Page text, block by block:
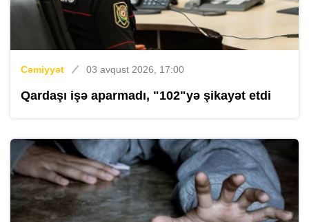
Cəmiyyət 03 avqust 2026, 17:00
Qardaşı işə aparmadı, "102"yə şikayət etdi